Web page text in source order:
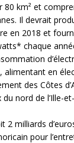
80 km² et
Il devrait
en 2018 et
chaque
alimentant en
des Côtes
nord de l’Ille-et-
2 milliards
pour